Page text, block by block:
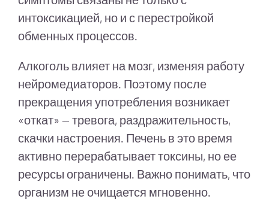
интоксикацией, но и с перестройкой
обменных процессов.
Алкоголь влияет на мозг, изменяя работу
нейромедиаторов. Поэтому после
прекращения употребления возникает
«откат» — тревога, раздражительность,
скачки настроения. Печень в это время
активно перерабатывает токсины, но ее
ресурсы ограничены. Важно понимать, что
организм не очищается мгновенно.